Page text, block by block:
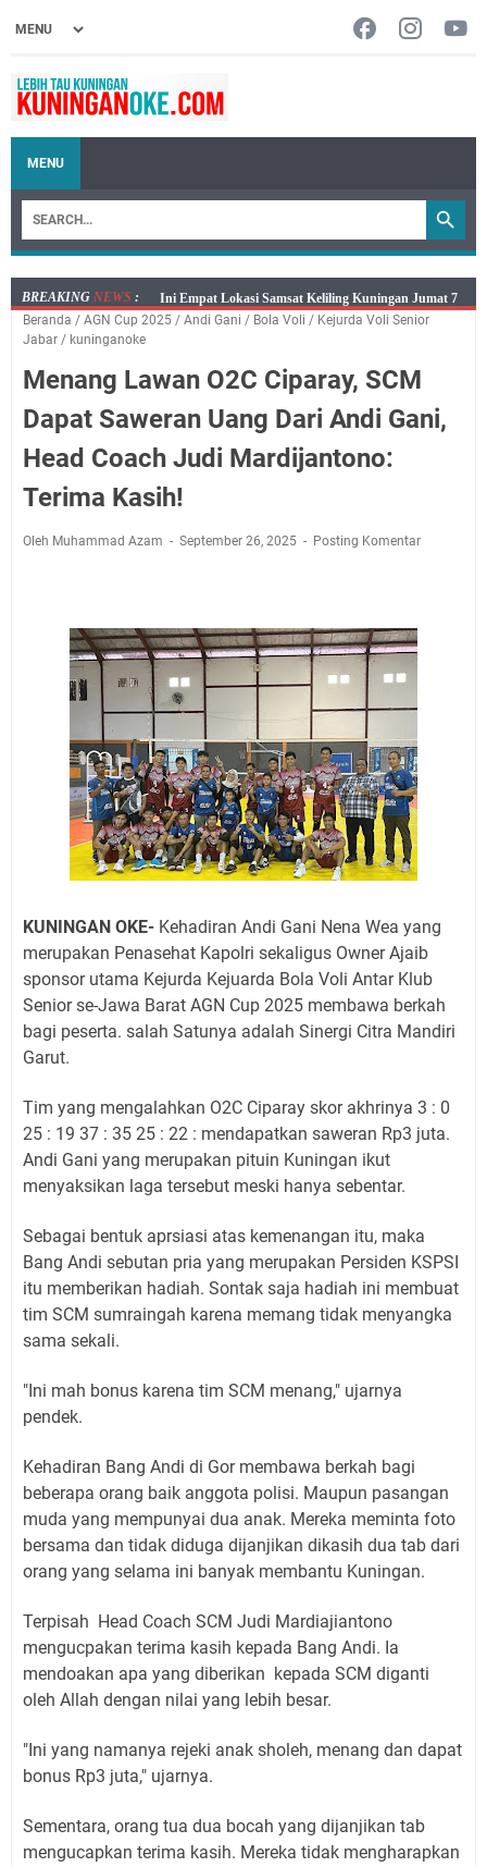
MENU
BREAKING NEWS :
Jumat 7 Agustus 2026 Mobil SIM Keliling Ada di
Kecamatan Sindangagung
Dicabut Dari Hidupmu, Kamu Akan Tetap Berjalan
Kelaparan Meskipun Memiliki Sekarung Penuh Uang
Salat Lima Waktu itu Bukan Cuma Kewajiban, Tapi
juga Tempat Beristirahat yang Paling Menenangkan, Ini
Jadwal Salat Wilayah Kuningan Jumat 7 Agustus 2026
Sangat Seru
12 Ribu Liter
Uniku Jadi Tuan Rumah Pendampingan Penyusunan
Dokumen SPMI
Sudahkah Kita Merdeka Dari Hawa Nafsu?
Info Sembako di Pasar Kepuh Kuningan Kamis 6
Agustus 2026, Daging Naik, Telur Turun
Agenda Kegiatan Bupati Kuningan Jumat 7 Agustus
2026 Ada Tiga, Tapi yang Bakal Dihadiri Hanya Satu
Ini Empat Lokasi Samsat Keliling Kuningan Jumat 7
Agustus 2026
Beranda / AGN Cup 2025 / Andi Gani / Bola Voli / Kejurda Voli Senior
Jabar / kuninganoke
Menang Lawan O2C Ciparay, SCM
Dapat Saweran Uang Dari Andi Gani,
Head Coach Judi Mardijantono:
Terima Kasih!
Oleh Muhammad Azam September 26, 2025 Posting Komentar
KUNINGAN OKE- Kehadiran Andi Gani Nena Wea yang
merupakan Penasehat Kapolri sekaligus Owner Ajaib
sponsor utama Kejurda Kejuarda Bola Voli Antar Klub
Senior se-Jawa Barat AGN Cup 2025 membawa berkah
bagi peserta. salah Satunya adalah Sinergi Citra Mandiri
Garut.
Tim yang mengalahkan O2C Ciparay skor akhrinya 3 : 0
25 : 19 37 : 35 25 : 22 : mendapatkan saweran Rp3 juta.
Andi Gani yang merupakan pituin Kuningan ikut
menyaksikan laga tersebut meski hanya sebentar.
Sebagai bentuk aprsiasi atas kemenangan itu, maka
Bang Andi sebutan pria yang merupakan Persiden KSPSI
itu memberikan hadiah. Sontak saja hadiah ini membuat
tim SCM sumraingah karena memang tidak menyangka
sama sekali.
"Ini mah bonus karena tim SCM menang," ujarnya
pendek.
Kehadiran Bang Andi di Gor membawa berkah bagi
beberapa orang baik anggota polisi. Maupun pasangan
muda yang mempunyai dua anak. Mereka meminta foto
bersama dan tidak diduga dijanjikan dikasih dua tab dari
orang yang selama ini banyak membantu Kuningan.
Terpisah Head Coach SCM Judi Mardiajiantono
mengucpakan terima kasih kepada Bang Andi. Ia
mendoakan apa yang diberikan kepada SCM diganti
oleh Allah dengan nilai yang lebih besar.
"Ini yang namanya rejeki anak sholeh, menang dan dapat
bonus Rp3 juta," ujarnya.
Sementara, orang tua dua bocah yang dijanjikan tab
mengucapkan terima kasih. Mereka tidak mengharapkan